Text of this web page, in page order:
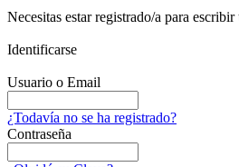
Necesitas estar registrado/a para
Identificarse
Usuario o Email
¿Todavía no se ha registrado?
Contraseña